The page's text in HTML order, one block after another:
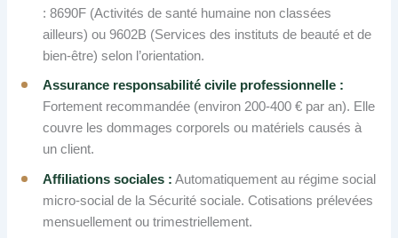
: 8690F (Activités de santé humaine non classées
ailleurs) ou 9602B (Services des instituts de beauté et de
bien-être) selon l’orientation.
Assurance responsabilité civile professionnelle :
Fortement recommandée (environ 200-400 € par an). Elle
couvre les dommages corporels ou matériels causés à
un client.
Affiliations sociales : Automatiquement au régime social
micro-social de la Sécurité sociale. Cotisations prélevées
mensuellement ou trimestriellement.